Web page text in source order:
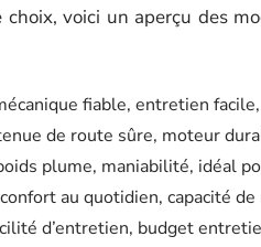
choix, voici un aperçu des
fiable, entretien
de route sûre, moteur
plume, maniabilité, idéal
au quotidien, capacité
d’entretien, budget